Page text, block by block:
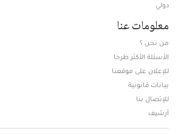
دولي
معلومات عنا
من نحن ؟
الأسئلة الأكثر طرحا
للإعلان على موقعنا
بيانات قانونية
للإتصال بنا
أرشيف